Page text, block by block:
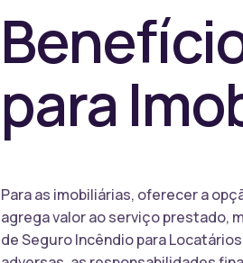
para
Para as imobiliárias, oferecer a
agrega valor ao serviço prestado,
de Seguro Incêndio para